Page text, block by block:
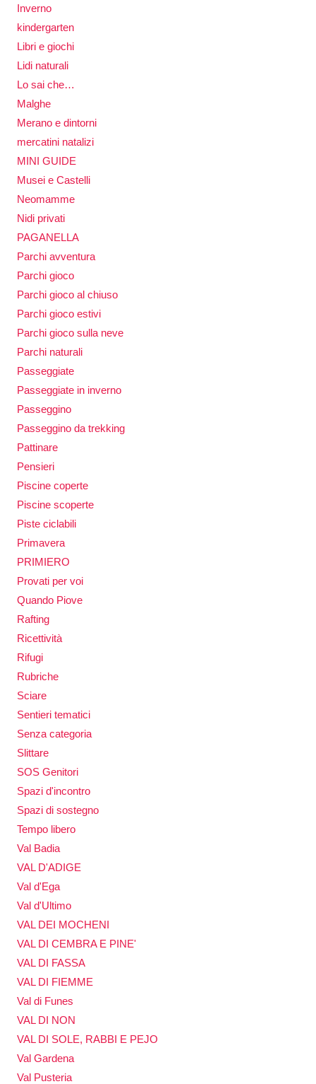
Inverno
kindergarten
Libri e giochi
Lidi naturali
Lo sai che…
Malghe
Merano e dintorni
mercatini natalizi
MINI GUIDE
Musei e Castelli
Neomamme
Nidi privati
PAGANELLA
Parchi avventura
Parchi gioco
Parchi gioco al chiuso
Parchi gioco estivi
Parchi gioco sulla neve
Parchi naturali
Passeggiate
Passeggiate in inverno
Passeggino
Passeggino da trekking
Pattinare
Pensieri
Piscine coperte
Piscine scoperte
Piste ciclabili
Primavera
PRIMIERO
Provati per voi
Quando Piove
Rafting
Ricettività
Rifugi
Rubriche
Sciare
Sentieri tematici
Senza categoria
Slittare
SOS Genitori
Spazi d'incontro
Spazi di sostegno
Tempo libero
Val Badia
VAL D'ADIGE
Val d'Ega
Val d'Ultimo
VAL DEI MOCHENI
VAL DI CEMBRA E PINE'
VAL DI FASSA
VAL DI FIEMME
Val di Funes
VAL DI NON
VAL DI SOLE, RABBI E PEJO
Val Gardena
Val Pusteria